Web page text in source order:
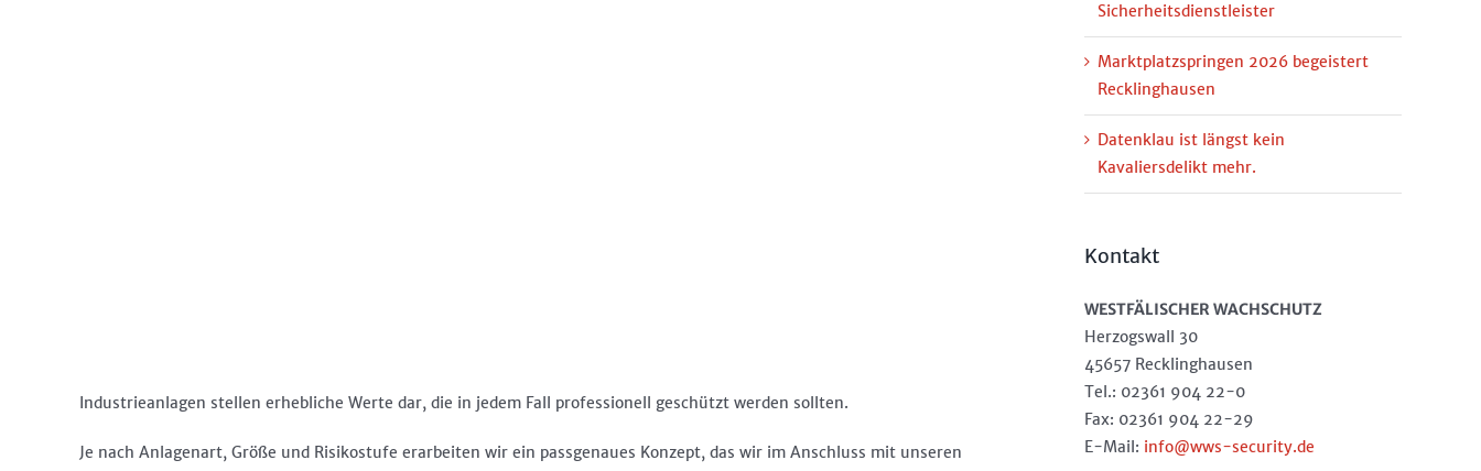
Industrieanlagen stellen erhebliche Werte dar, die in jedem Fall professionell geschützt werden sollten.
Je nach Anlagenart, Größe und Risikostufe erarbeiten wir ein passgenaues Konzept, das wir im Anschluss mit unseren
Sicherheitsdienstleister
Marktplatzspringen 2026 begeistert
Recklinghausen
Datenklau ist längst kein
Kavaliersdelikt mehr.
Kontakt
WESTFÄLISCHER WACHSCHUTZ
Herzogswall 30
45657 Recklinghausen
Tel.: 02361 904 22-0
Fax: 02361 904 22-29
E-Mail: info@wws-security.de